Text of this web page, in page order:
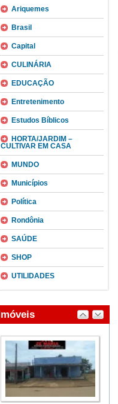
Ariquemes
Brasil
Capital
CULINÁRIA
EDUCAÇÃO
Entretenimento
Estudos Bíblicos
HORTA/JARDIM –
CULTIVAR EM CASA
MUNDO
Municípios
Política
Rondônia
SAÚDE
SHOP
UTILIDADES